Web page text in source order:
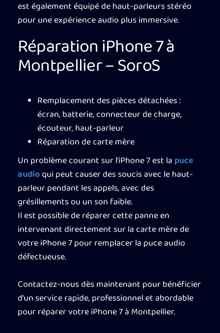
est également équipé de haut-parleurs stéréo
pour une expérience audio plus immersive.
Réparation iPhone 7 à
Montpellier – SoroS
Remplacement des pièces détachées :
écran, batterie, connecteur de charge,
écouteur, haut-parleur
Réparation de carte mère
Un problème courant sur l’iPhone 7 est la puce
audioqui peut causer des soucis avec le haut-
parleur pendant les appels, avec des
grésillements ou un son faible.
Il est possible de réparer cette panne en
intervenant directement sur la carte mère de
votre iPhone 7 pour remplacer la puce audio
défectueuse.
Contactez-nous dès maintenant pour bénéficier
d’un service rapide, professionnel et abordable
pour réparer votre iPhone 7 à Montpellier.